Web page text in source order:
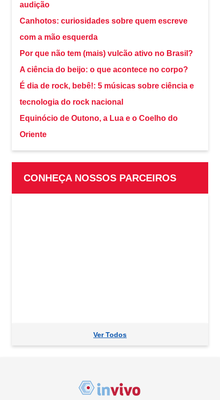
audição
Canhotos: curiosidades sobre quem escreve
com a mão esquerda
Por que não tem (mais) vulcão ativo no Brasil?
A ciência do beijo: o que acontece no corpo?
É dia de rock, bebê!: 5 músicas sobre ciência e
tecnologia do rock nacional
Equinócio de Outono, a Lua e o Coelho do
Oriente
CONHEÇA NOSSOS PARCEIROS
Ver Todos